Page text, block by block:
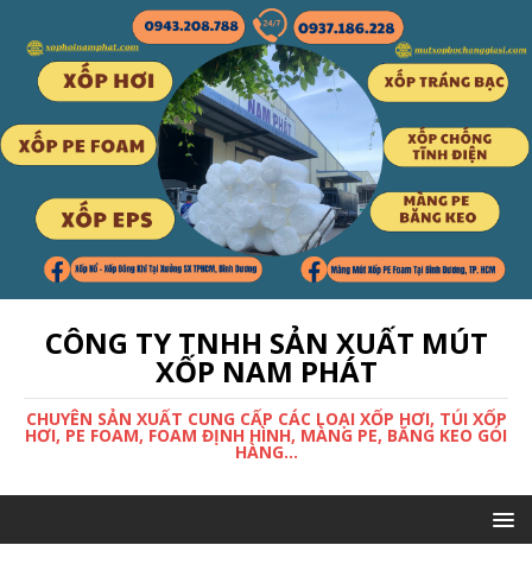
CÔNG TY TNHH SẢN XUẤT MÚT
XỐP NAM PHÁT
CHUYÊN SẢN XUẤT CUNG CẤP CÁC LOẠI XỐP HƠI, TÚI XỐP
HƠI, PE FOAM, FOAM ĐỊNH HÌNH, MÀNG PE, BĂNG KEO GÓI
HÀNG...